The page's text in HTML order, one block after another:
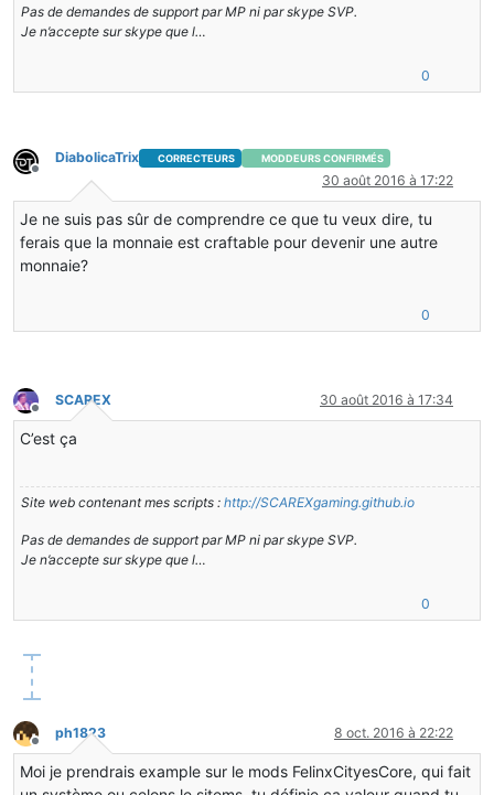
Pas de demandes de support par MP ni par skype SVP.
Je n’accepte sur skype que l…
0
Hors-ligne
DiabolicaTrix CORRECTEURS MODDEURS CONFIRMÉS
30 août 2016 à 17:22
Je ne suis pas sûr de comprendre ce que tu veux dire, tu
ferais que la monnaie est craftable pour devenir une autre
monnaie?
0
Hors-ligne
SCAREX 30 août 2016 à 17:34
C’est ça
Site web contenant mes scripts : http://SCAREXgaming.github.io
Pas de demandes de support par MP ni par skype SVP.
Je n’accepte sur skype que l…
0
Hors-ligne
ph1823 8 oct. 2016 à 22:22
Moi je prendrais example sur le mods FelinxCityesCore, qui fait